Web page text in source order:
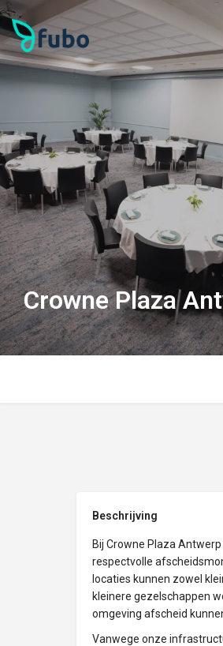
Crowne Plaza
Beschrijving
Bij Crowne Plaza
respectvolle
locaties kunnen zowel
kleinere gezelschappen
omgeving afscheid
Vanwege onze